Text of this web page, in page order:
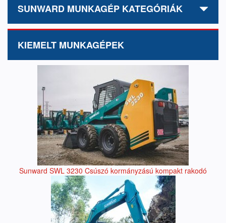
SUNWARD MUNKAGÉP KATEGÓRIÁK
KIEMELT MUNKAGÉPEK
Sunward SWL 3230 Csúszó kormányzású kompakt rakodó